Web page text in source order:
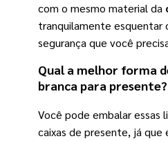
com o mesmo material da
tranquilamente esquentar
segurança que você
Qual a melhor forma
branca para presente?
Você pode embalar essas
caixas de presente, já